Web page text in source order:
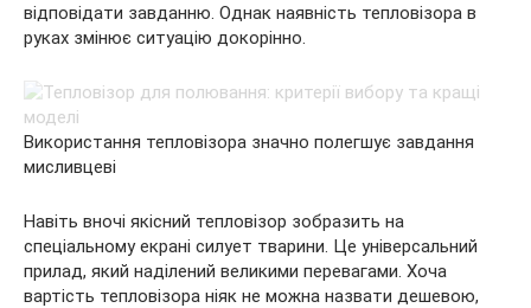
відповідати завданню. Однак наявність тепловізора в
руках змінює ситуацію докорінно.
Використання тепловізора значно полегшує завдання
мисливцеві
Навіть вночі якісний тепловізор зобразить на
спеціальному екрані силует тварини. Це універсальний
прилад, який наділений великими перевагами. Хоча
вартість тепловізора ніяк не можна назвати дешевою,